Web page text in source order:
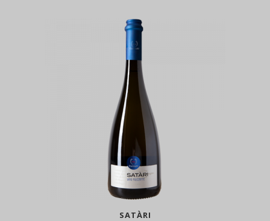
SATÀRI